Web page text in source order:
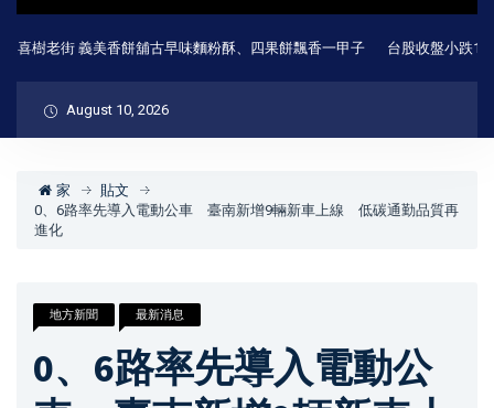
樹老街 義美香餅舖古早味麵粉酥、四果餅飄香一甲子 台股收盤小跌170
August 10, 2026
家
貼文
0、6路率先導入電動公車 臺南新增9輛新車上線 低碳通勤品質再
進化
地方新聞 最新消息
0、6路率先導入電動公